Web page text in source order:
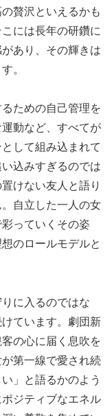
贅沢といえるかも
には長年の研鑽に
あり、その輝きは
。
ための自己管理を
動など、すべてが
して組み込まれて
込みすぎるのでは
けない友人と語り
自立した一人の女
っていくその姿
のロールモデルと
に入るのではな
ています。劇団新
の心に届く息吹を
第一線で愛され続
」と語るかのよう
ジティブなエネル